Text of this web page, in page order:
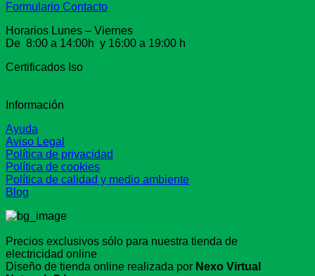
Formulario Contacto
Horarios Lunes – Viernes
De 8:00 a 14:00h y 16:00 a 19:00 h
Certificados Iso
Información
Ayuda
Aviso Legal
Política de privacidad
Política de cookies
Política de calidad y medio ambiente
Blog
Precios exclusivos sólo para nuestra tienda de
electricidad online
Diseño de tienda online realizada por Nexo Virtual